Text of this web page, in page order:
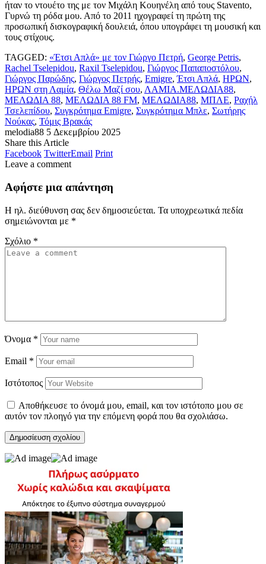
ήταν το ντουέτο της με τον Μιχάλη Κουηνέλη από τους Stavento,
Γυρνώ τη ρόδα μου. Από το 2011 ηχογραφεί τη πρώτη της
προσωπική δισκογραφική δουλειά, όπου υπογράφει τη μουσική και
τους στίχους.
TAGGED: «Έτσι Απλά» με τον Γιώργο Πετρή, George Petris,
Rachel Tselepidou, Raxil Tselepidou, Γιώργος Παπαποστόλου,
Γιώργος Παρώδης, Γιώργος Πετρής, Εmigre,Έτσι Απλά, ΗΡΩΝ,
ΗΡΩΝ στη Λαμία, Θέλω Μαζί σου, ΛΑΜΙΑ.ΜΕΛΩΔΙΑ88,
ΜΕΛΩΔΙΑ 88, ΜΕΛΩΔΙΑ 88 FM, ΜΕΛΩΔΙΑ88, ΜΠΛΕ, Ραχήλ
Τσελεπίδου, Συγκρότημα Εmigre, Συγκρότημα Μπλε, Σωτήρης
Νούκας, Τόμις Βρακάς
melodia88 5 Δεκεμβρίου 2025
Share this Article
Facebook TwitterEmail Print
Leave a comment
Αφήστε μια απάντηση
Η ηλ. διεύθυνση σας δεν δημοσιεύεται. Τα υποχρεωτικά πεδία
σημειώνονται με *
Σχόλιο *
Όνομα *
Email *
Ιστότοπος
Αποθήκευσε το όνομά μου, email, και τον ιστότοπο μου σε
αυτόν τον πλοηγό για την επόμενη φορά που θα σχολιάσω.